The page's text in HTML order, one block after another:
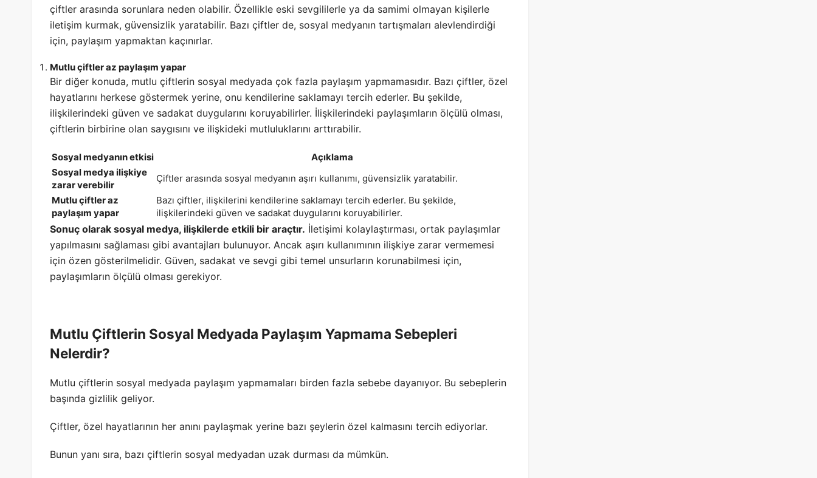
çiftler arasında sorunlara neden olabilir. Özellikle eski sevgililerle ya da samimi olmayan kişilerle
iletişim kurmak, güvensizlik yaratabilir. Bazı çiftler de, sosyal medyanın tartışmaları alevlendirdiği
için, paylaşım yapmaktan kaçınırlar.
Mutlu çiftler az paylaşım yapar
Bir diğer konuda, mutlu çiftlerin sosyal medyada çok fazla paylaşım yapmamasıdır. Bazı çiftler, özel
hayatlarını herkese göstermek yerine, onu kendilerine saklamayı tercih ederler. Bu şekilde,
ilişkilerindeki güven ve sadakat duygularını koruyabilirler. İlişkilerindeki paylaşımların ölçülü olması,
çiftlerin birbirine olan saygısını ve ilişkideki mutluluklarını arttırabilir.
Sosyal medyanın etkisi
Açıklama
Sosyal medya ilişkiye
zarar verebilir
Çiftler arasında sosyal medyanın aşırı kullanımı, güvensizlik yaratabilir.
Mutlu çiftler az
paylaşım yapar
Bazı çiftler, ilişkilerini kendilerine saklamayı tercih ederler. Bu şekilde,
ilişkilerindeki güven ve sadakat duygularını koruyabilirler.
Sonuç olarak sosyal medya, ilişkilerde etkili bir araçtır. İletişimi kolaylaştırması, ortak paylaşımlar
yapılmasını sağlaması gibi avantajları bulunuyor. Ancak aşırı kullanımının ilişkiye zarar vermemesi
için özen gösterilmelidir. Güven, sadakat ve sevgi gibi temel unsurların korunabilmesi için,
paylaşımların ölçülü olması gerekiyor.
Mutlu Çiftlerin Sosyal Medyada Paylaşım Yapmama Sebepleri
Nelerdir?
Mutlu çiftlerin sosyal medyada paylaşım yapmamaları birden fazla sebebe dayanıyor. Bu sebeplerin
başında gizlilik geliyor.
Çiftler, özel hayatlarının her anını paylaşmak yerine bazı şeylerin özel kalmasını tercih ediyorlar.
Bunun yanı sıra, bazı çiftlerin sosyal medyadan uzak durması da mümkün.